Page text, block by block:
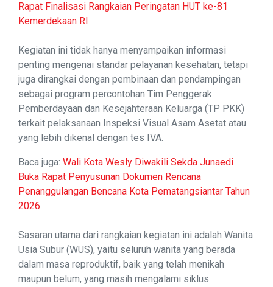
Rapat Finalisasi Rangkaian Peringatan HUT ke-81
Kemerdekaan RI
Kegiatan ini tidak hanya menyampaikan informasi
penting mengenai standar pelayanan kesehatan, tetapi
juga dirangkai dengan pembinaan dan pendampingan
sebagai program percontohan Tim Penggerak
Pemberdayaan dan Kesejahteraan Keluarga (TP PKK)
terkait pelaksanaan Inspeksi Visual Asam Asetat atau
yang lebih dikenal dengan tes IVA.
Baca juga: Wali Kota Wesly Diwakili Sekda Junaedi
Buka Rapat Penyusunan Dokumen Rencana
Penanggulangan Bencana Kota Pematangsiantar Tahun
2026
Sasaran utama dari rangkaian kegiatan ini adalah Wanita
Usia Subur (WUS), yaitu seluruh wanita yang berada
dalam masa reproduktif, baik yang telah menikah
maupun belum, yang masih mengalami siklus